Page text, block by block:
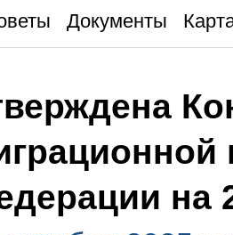
Документы
на